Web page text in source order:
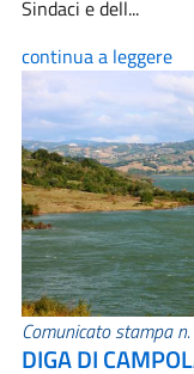
Sindaci e dell...
continua a leggere
Comunicato stampa
DIGA DI